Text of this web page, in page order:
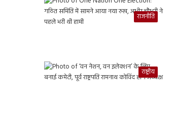
राजनीति
राष्ट्रीय